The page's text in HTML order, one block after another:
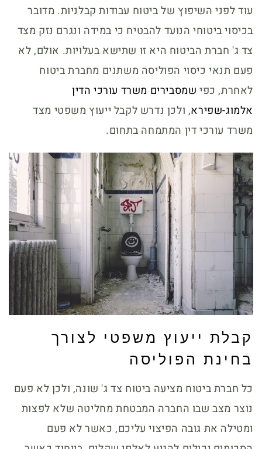
עוד לפני השיפוץ של ביטוח עבודות קבלניות. מדובר
בכיסוי ביטוחי הנועד להבטיח כי במידה ונגרם נזק מצד
צד ג' חברת הביטוח היא זו שתישא בעלויות. אולם, לא
פעם תנאי כיסוי הפוליסה משתנים מחברת ביטוח
לאחרת, כפי שמסבירים משרד עורכי הדין
אלמוג-שפירא, ולכן נדרש לקבל ייעוץ משפטי מצד
משרד עורכי דין המתמחה בתחום.
קבלת ייעוץ משפטי לצורך
בחינת הפוליסה
כל חברת ביטוח מציעה ביטוח צד ג' שונה, ולכן לא פעם
נוצר מצב שבו החברה המבטחת מחליטה שלא לפצות
ומטילה את גובה הפיצוי עליכם, כאשר לא פעם